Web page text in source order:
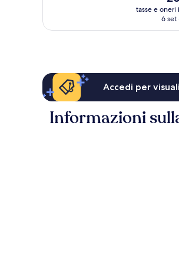
tasse e oneri
6 set
Accedi per
Informazioni